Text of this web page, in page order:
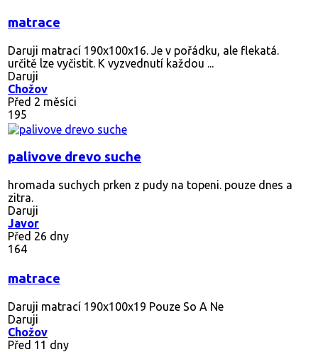
matrace
Daruji matrací 190x100x16. Je v pořádku, ale flekatá.
určitě lze vyčistit. K vyzvednutí každou ...
Daruji
Chožov
Před 2 měsíci
195
palivove drevo suche
hromada suchych prken z pudy na topeni. pouze dnes a
zitra.
Daruji
Javor
Před 26 dny
164
matrace
Daruji matrací 190x100x19 Pouze So A Ne
Daruji
Chožov
Před 11 dny